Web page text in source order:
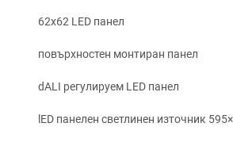
62x62 LED панел
повърхностен монтиран панел
dALI регулируем LED панел
lED панелен светлинен източник